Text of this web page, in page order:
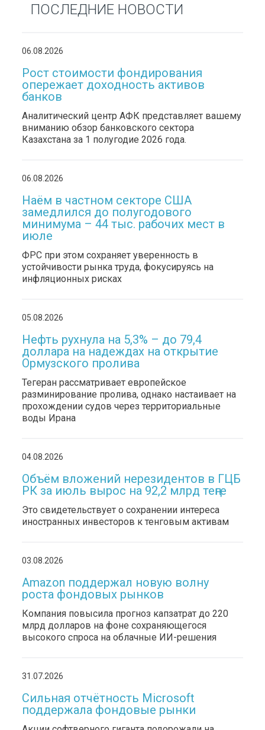
ПОСЛЕДНИЕ НОВОСТИ
06.08.2026
Рост стоимости фондирования
опережает доходность активов
банков
Аналитический центр АФК представляет вашему
вниманию обзор банковского сектора
Казахстана за 1 полугодие 2026 года.
06.08.2026
Наём в частном секторе США
замедлился до полугодового
минимума – 44 тыс. рабочих мест в
июле
ФРС при этом сохраняет уверенность в
устойчивости рынка труда, фокусируясь на
инфляционных рисках
05.08.2026
Нефть рухнула на 5,3% – до 79,4
доллара на надеждах на открытие
Ормузского пролива
Тегеран рассматривает европейское
разминирование пролива, однако настаивает на
прохождении судов через территориальные
воды Ирана
04.08.2026
Объём вложений нерезидентов в ГЦБ
РК за июль вырос на 92,2 млрд теңге
Это свидетельствует о сохранении интереса
иностранных инвесторов к тенговым активам
03.08.2026
Amazon поддержал новую волну
роста фондовых рынков
Компания повысила прогноз капзатрат до 220
млрд долларов на фоне сохраняющегося
высокого спроса на облачные ИИ-решения
31.07.2026
Сильная отчётность Microsoft
поддержала фондовые рынки